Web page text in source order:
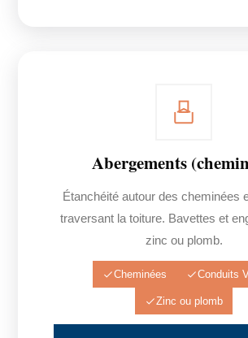
Abergements
Étanchéité autour des cheminées
traversant la toiture. Bavettes et
zinc ou plomb.
Cheminées Conduits
Zinc ou plomb